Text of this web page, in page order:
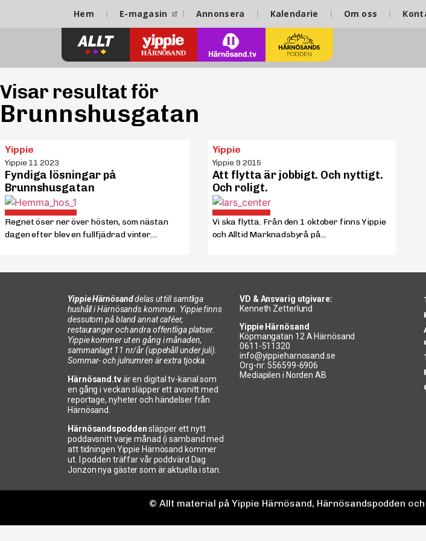
Hem E-magasin Annonsera Kalendarie Om oss
Visar resultat för
Brunnshusgatan
Yippie
Yippie 11 2023
Fyndiga lösningar på
Brunnshusgatan
Regnet öser ner över hösten, som nästan
dagen efter blev en fullfjädrad vinter....
Yippie
Yippie 9 2015
Att flytta är jobbigt. Och nyttigt.
Och roligt.
Vi ska flytta. Från den 1 oktober finns Yippie
och Alltid Marknadsbyrå på...
Yippie Härnösanddelas ut till samtliga
hushåll i Härnösands kommun. Yippie finns
dessutom på bland annat caféer,
restauranger och andra offentliga platser.
Yippie kommer ut en gång i månaden,
sammanlagt 11 nr/år (uppehåll under juli).
Sommar- och julnumren är extra tjocka.
Härnösand.tvär en digital tv-kanal som
en gång i veckan släpper ett avsnitt med
reportage, nyheter och händelser från
Härnösand.
Härnösandspoddensläpper ett nytt
poddavsnitt varje månad (i samband med
att tidningen Yippie Härnösand kommer
ut. I podden träffar vår poddvärd Dag
Jonzon nya gäster som är aktuella i stan.
VD & Ansvarig utgivare:
Kenneth Zetterlund
Yippie Härnösand
Köpmangatan 12 A Härnösand
0611-511320
info@yippieharnosand.se
Org-nr: 556599-6906
Mediapilen i Norden AB
© Allt material på Yippie Härnösand, Härnösandspodden